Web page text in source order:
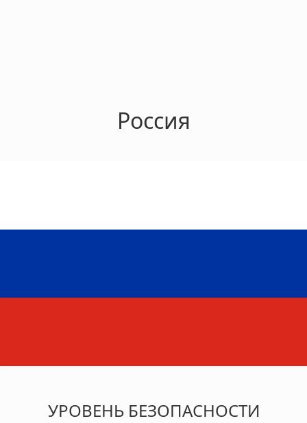
Россия
УРОВЕНЬ БЕЗОПАСНОСТИ